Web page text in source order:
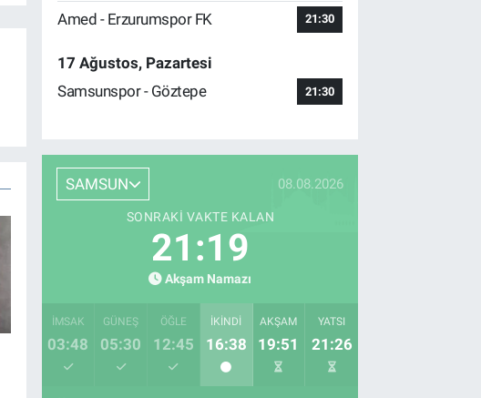
Amed - Erzurumspor FK 21:30
17 Ağustos, Pazartesi
Samsunspor - Göztepe
21:30
SAMSUN 08.08.2026
SONRAKI VAKTE KALAN
21:18
Akşam Namazı
İMSAK
03:48
GÜNEŞ
05:30
ÖĞLE
12:45
İKINDI
16:38
AKŞAM
19:51
YATSI
21:26